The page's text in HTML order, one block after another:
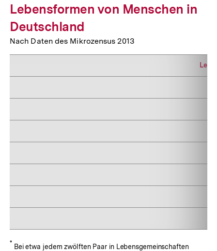
Lebensformen von Menschen in
Deutschland
Nach Daten des Mikrozensus 2013
Fußnote:
* Bei etwa jedem zwölften Paar in Lebensgemeinschaften